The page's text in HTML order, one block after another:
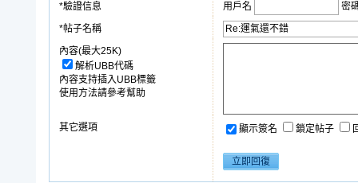
*驗證信息 用戶名
密
*帖子名稱
內容(最大25K)
解析UBB代碼
內容支持插入UBB標籤
使用方法請參考幫助
其它選項 顯示簽名 鎖定帖子